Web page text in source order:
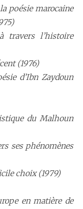
poésie marocaine
travers l’histoire
(1976)
d’Ibn Zaydoun
du Malhoun
ses phénomènes
choix (1979)
en matière de